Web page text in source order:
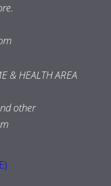
& HEALTH AREA
other